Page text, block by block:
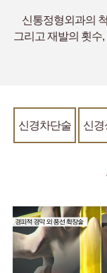
신통정형외과의
그리고 재발의 횟수
신경차단술 신경